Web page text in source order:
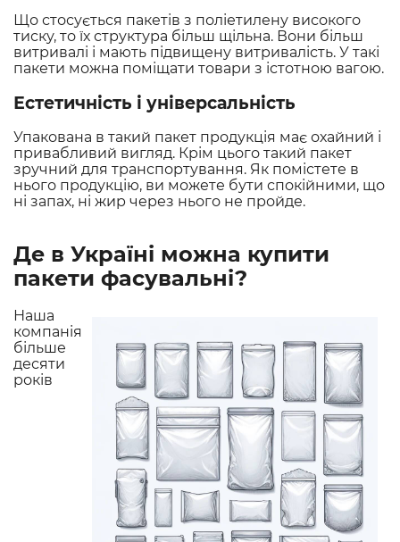
Що стосується пакетів з поліетилену високого
тиску, то їх структура більш щільна. Вони більш
витривалі і мають підвищену витривалість. У такі
пакети можна поміщати товари з істотною вагою.
Естетичність і універсальність
Упакована в такий пакет продукція має охайний і
привабливий вигляд. Крім цього такий пакет
зручний для транспортування. Як помістете в
нього продукцію, ви можете бути спокійними, що
ні запах, ні жир через нього не пройде.
Де в Україні можна купити
пакети фасувальні?
Наша
компанія
більше
десяти
років